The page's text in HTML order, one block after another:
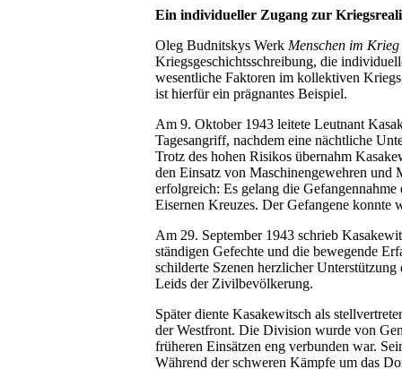
Ein individueller Zugang zur
Oleg Budnitskys Werk Menschen im Krieg
Kriegsgeschichtsschreibung, die
wesentliche Faktoren im kollektiven
ist hierfür ein prägnantes Beispiel.
Am 9. Oktober 1943 leitete Leutnant
Tagesangriff, nachdem eine nächtliche
Trotz des hohen Risikos übernahm
den Einsatz von Maschinengewehren
erfolgreich: Es gelang die
Eisernen Kreuzes. Der Gefangene konnte
Am 29. September 1943 schrieb
ständigen Gefechte und die bewegende
schilderte Szenen herzlicher
Leids der Zivilbevölkerung.
Später diente Kasakewitsch als
der Westfront. Die Division wurde von
früheren Einsätzen eng verbunden war.
Während der schweren Kämpfe um das